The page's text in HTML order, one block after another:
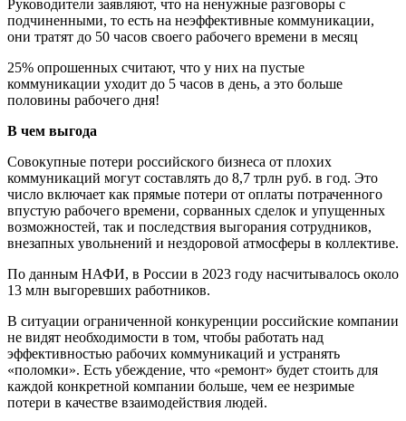
Руководители заявляют, что на ненужные разговоры с
подчиненными, то есть на неэффективные коммуникации,
они тратят до 50 часов своего рабочего времени в месяц
25% опрошенных считают, что у них на пустые
коммуникации уходит до 5 часов в день, а это больше
половины рабочего дня!
В чем выгода
Совокупные потери российского бизнеса от плохих
коммуникаций могут составлять до 8,7 трлн руб. в год. Это
число включает как прямые потери от оплаты потраченного
впустую рабочего времени, сорванных сделок и упущенных
возможностей, так и последствия выгорания сотрудников,
внезапных увольнений и нездоровой атмосферы в коллективе.
По данным НАФИ, в России в 2023 году насчитывалось около
13 млн выгоревших работников.
В ситуации ограниченной конкуренции российские компании
не видят необходимости в том, чтобы работать над
эффективностью рабочих коммуникаций и устранять
«поломки». Есть убеждение, что «ремонт» будет стоить для
каждой конкретной компании больше, чем ее незримые
потери в качестве взаимодействия людей.